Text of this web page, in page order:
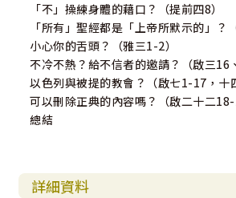
「不」操練身體的藉口？（提前四8）
「所有」聖經都是「上帝所默示的」？
小心你的舌頭？（雅三1-2）
不冷不熱？給不信者的邀請？（啟三16
以色列與被提的教會？（啟七1-17，十
可以刪除正典的內容嗎？（啟二十二18-
總結
詳細資料